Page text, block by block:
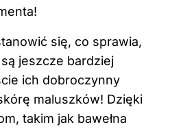
się, co sprawia,
jeszcze bardziej
ich dobroczynny
maluszków! Dzięki
takim jak bawełna